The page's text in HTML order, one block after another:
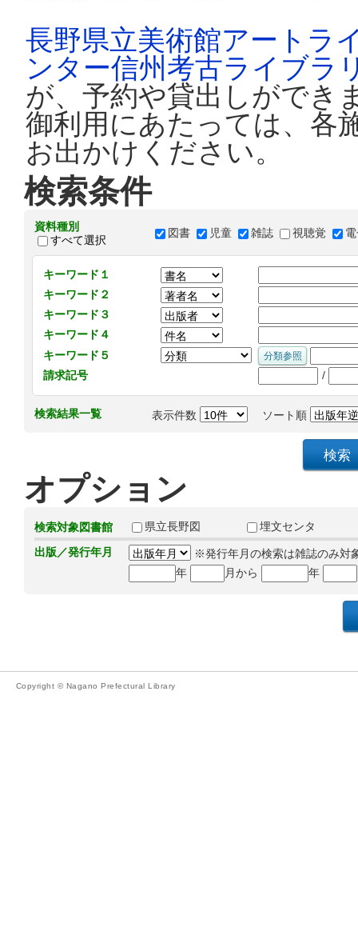
長野県立美術館アートラ
ンター信州考古ライブラ
が、予約や貸出しができ
御利用にあたっては、各
お出かけください。
検索条件
資料種別
すべて選択
図書 児童 雑誌 視聴覚
キーワード１
キーワード２
キーワード３
キーワード４
キーワード５
請求記号
/
検索結果一覧 表示件数 ソート順
オプション
検索対象図書館 県立長野図
埋文センタ
出版／発行年月
※発行年月の検索は雑誌のみ対
年
月から 年
Copyright © Nagano Prefectural Library